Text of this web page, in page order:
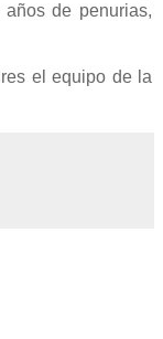
de penurias,
el equipo de la